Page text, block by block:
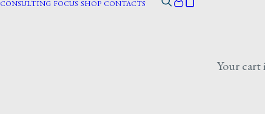
CONSULTING FOCUS SHOP CONTACTS
Your cart